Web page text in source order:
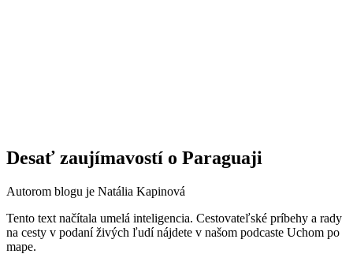
Desať zaujímavostí o Paraguaji
Autorom blogu je Natália Kapinová
Tento text načítala umelá inteligencia. Cestovateľské príbehy a rady
na cesty v podaní živých ľudí nájdete v našom podcaste Uchom po
mape.